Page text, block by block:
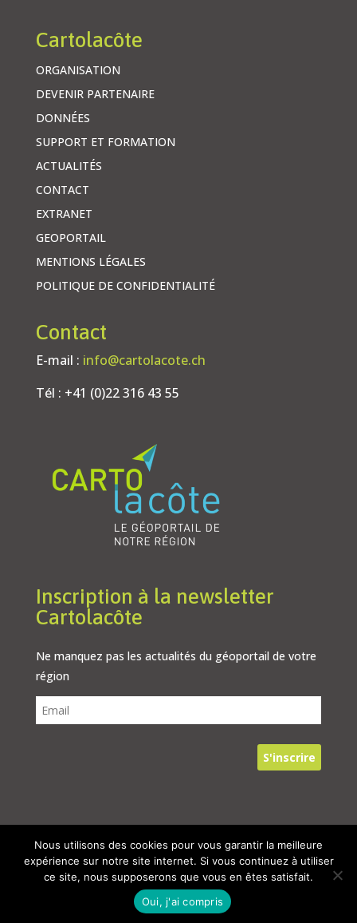
Cartolacôte
ORGANISATION
DEVENIR PARTENAIRE
DONNÉES
SUPPORT ET FORMATION
ACTUALITÉS
CONTACT
EXTRANET
GEOPORTAIL
MENTIONS LÉGALES
POLITIQUE DE CONFIDENTIALITÉ
Contact
E-mail : info@cartolacote.ch
Tél : +41 (0)22 316 43 55
Inscription à la newsletter
Cartolacôte
Ne manquez pas les actualités du géoportail de votre
région
© 2024, Tous droits réservés – Cartolacôte
Nous utilisons des cookies pour vous garantir la meilleure
expérience sur notre site internet. Si vous continuez à utiliser
ce site, nous supposerons que vous en êtes satisfait.
Oui, j'ai compris